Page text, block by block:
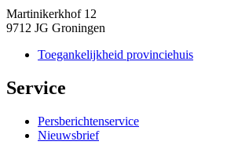
Martinikerkhof 12
9712 JG Groningen
Toegankelijkheid provinciehuis
Service
Persberichtenservice
Nieuwsbrief